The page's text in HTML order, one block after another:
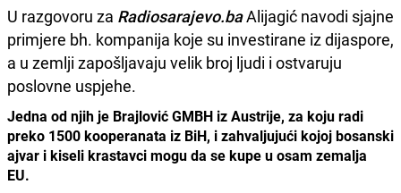
U razgovoru za Radiosarajevo.baAlijagić navodi sjajne
primjere bh. kompanija koje su investirane iz dijaspore,
a u zemlji zapošljavaju velik broj ljudi i ostvaruju
poslovne uspjehe.
Jedna od njih je Brajlović GMBH iz Austrije, za koju radi
preko 1500 kooperanata iz BiH, i zahvaljujući kojoj bosanski
ajvar i kiseli krastavci mogu da se kupe u osam zemalja
EU.